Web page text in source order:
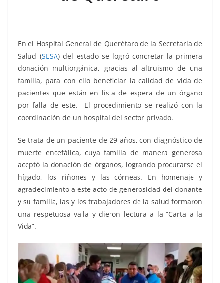
En el Hospital General de Querétaro de la Secretaría de
Salud (SESA) del estado se logró concretar la primera
donación multiorgánica, gracias al altruismo de una
familia, para con ello beneficiar la calidad de vida de
pacientes que están en lista de espera de un órgano
por falla de este. El procedimiento se realizó con la
coordinación de un hospital del sector privado.
Se trata de un paciente de 29 años, con diagnóstico de
muerte encefálica, cuya familia de manera generosa
aceptó la donación de órganos, logrando procurarse el
hígado, los riñones y las córneas. En homenaje y
agradecimiento a este acto de generosidad del donante
y su familia, las y los trabajadores de la salud formaron
una respetuosa valla y dieron lectura a la “Carta a la
Vida”.